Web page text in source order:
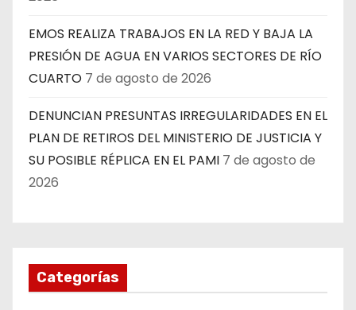
EMOS REALIZA TRABAJOS EN LA RED Y BAJA LA
PRESIÓN DE AGUA EN VARIOS SECTORES DE RÍO
CUARTO 7 de agosto de 2026
DENUNCIAN PRESUNTAS IRREGULARIDADES EN EL
PLAN DE RETIROS DEL MINISTERIO DE JUSTICIA Y
SU POSIBLE RÉPLICA EN EL PAMI 7 de agosto de
2026
Categorías